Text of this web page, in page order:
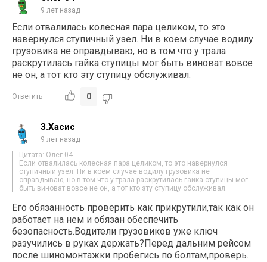
9 лет назад
Если отвалилась колесная пара целиком, то это
навернулся ступичный узел. Ни в коем случае водилу
грузовика не оправдываю, но в том что у трала
раскрутилась гайка ступицы мог быть виноват вовсе
не он, а тот кто эту ступицу обслуживал.
Ответить 0
З.Хасис
9 лет назад
Цитата: Олег 04
Если отвалилась колесная пара целиком, то это навернулся
ступичный узел. Ни в коем случае водилу грузовика не
оправдываю, но в том что у трала раскрутилась гайка ступицы мог
быть виноват вовсе не он, а тот кто эту ступицу обслуживал.
Его обязанность проверить как прикрутили,так как он
работает на нем и обязан обеспечить
безопасность.Водители грузовиков уже ключ
разучились в руках держать?Перед дальним рейсом
после шиномонтажки пробегись по болтам,проверь.